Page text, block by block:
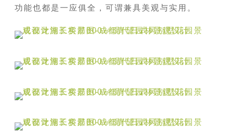
功能也都是一应俱全，可谓兼具美观与实用。